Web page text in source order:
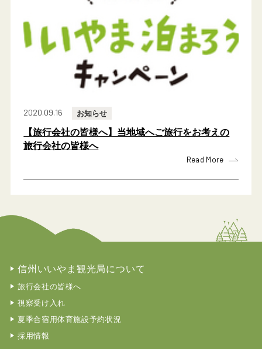
2020.09.16 お知らせ
【旅行会社の皆様へ】当地域へご旅行をお考えの
旅行会社の皆様へ
Read More
信州いいやま観光局について
旅行会社の皆様へ
視察受け入れ
夏季合宿用体育施設予約状況
採用情報